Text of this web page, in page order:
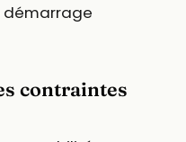
démarrage
contraintes